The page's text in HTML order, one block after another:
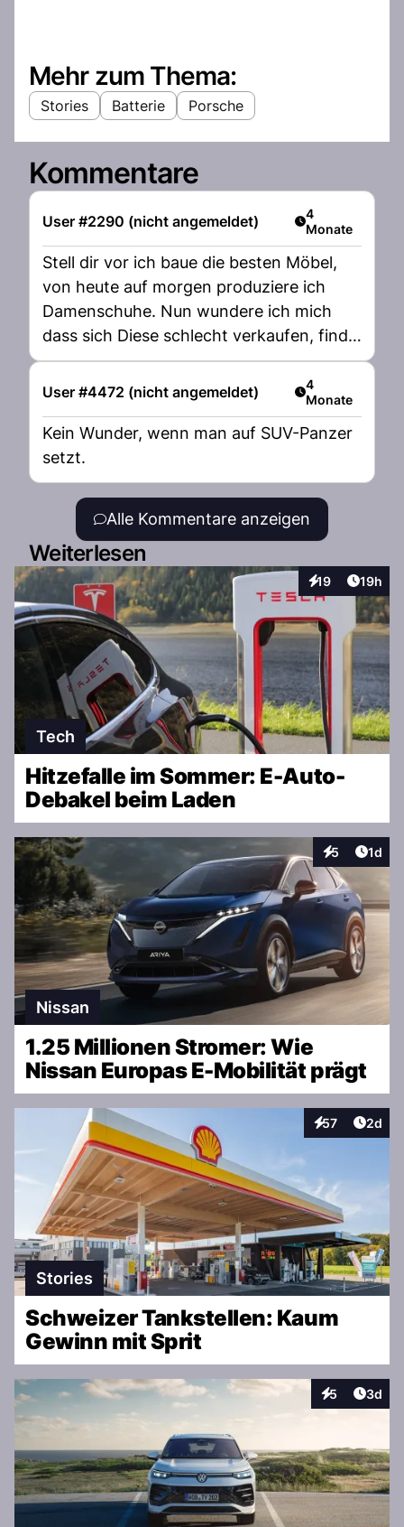
Mehr zum Thema:
Stories Batterie Porsche
Kommentare
User #2290 (nicht angemeldet) Artikel
4
Monate
Stell dir vor ich baue die besten Möbel,
von heute auf morgen produziere ich
Damenschuhe. Nun wundere ich mich
dass sich Diese schlecht verkaufen, finde
den Fehler.
User #4472 (nicht angemeldet) Artikel
4
Monate
Kein Wunder, wenn man auf SUV-Panzer
setzt.
Alle Kommentare anzeigen
Weiterlesen
19
Interaktionen
Artikel
19h
Tech
Hitzefalle im Sommer: E-Auto-
Debakel beim Laden
5
Interaktionen
1d
Nissan
1.25 Millionen Stromer: Wie
Nissan Europas E-Mobilität prägt
57
Interaktionen
2d
Stories
Schweizer Tankstellen: Kaum
Gewinn mit Sprit
5
Interaktionen
3d